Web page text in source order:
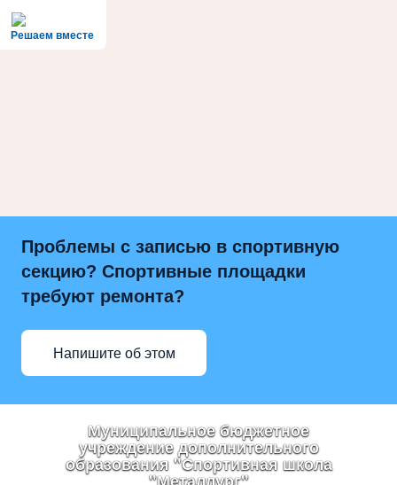
Решаем вместе
Проблемы с записью в спортивную
секцию? Спортивные площадки
требуют ремонта?
Напишите об этом
Муниципальное бюджетное
учреждение дополнительного
образования "Спортивная школа